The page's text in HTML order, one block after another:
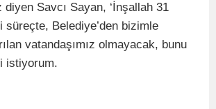
diyen Savcı Sayan, ‘İnşallah 31
süreçte, Belediye’den bizimle
vatandaşımız olmayacak, bunu
istiyorum.